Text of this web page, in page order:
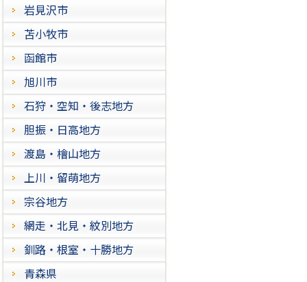
岩見沢市
苫小牧市
函館市
旭川市
石狩・空知・後志地方
胆振・日高地方
渡島・檜山地方
上川・留萌地方
宗谷地方
網走・北見・紋別地方
釧路・根室・十勝地方
青森県